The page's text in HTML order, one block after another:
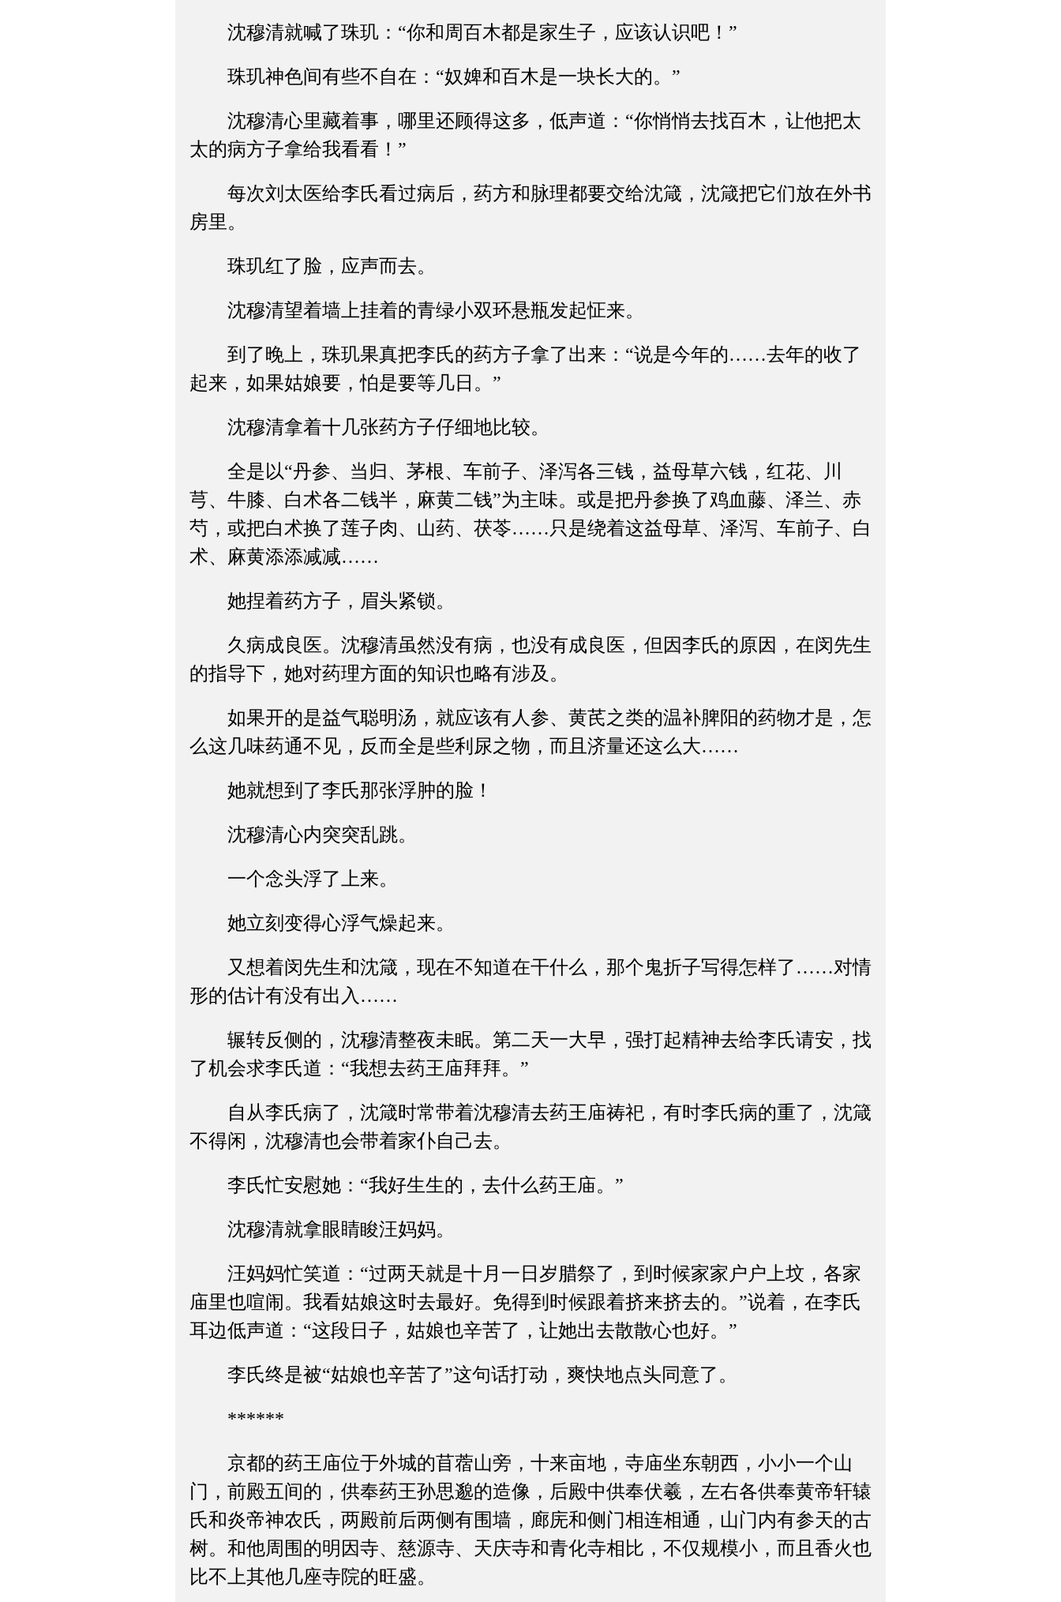
沈穆清就喊了珠玑：“你和周百木都是家生子，应该认识吧！”
珠玑神色间有些不自在：“奴婢和百木是一块长大的。”
沈穆清心里藏着事，哪里还顾得这多，低声道：“你悄悄去找百木，让他把太
太的病方子拿给我看看！”
每次刘太医给李氏看过病后，药方和脉理都要交给沈箴，沈箴把它们放在外书
房里。
珠玑红了脸，应声而去。
沈穆清望着墙上挂着的青绿小双环悬瓶发起怔来。
到了晚上，珠玑果真把李氏的药方子拿了出来：“说是今年的……去年的收了
起来，如果姑娘要，怕是要等几日。”
沈穆清拿着十几张药方子仔细地比较。
全是以“丹参、当归、茅根、车前子、泽泻各三钱，益母草六钱，红花、川
芎、牛膝、白术各二钱半，麻黄二钱”为主味。或是把丹参换了鸡血藤、泽兰、赤
芍，或把白术换了莲子肉、山药、茯苓……只是绕着这益母草、泽泻、车前子、白
术、麻黄添添减减……
她捏着药方子，眉头紧锁。
久病成良医。沈穆清虽然没有病，也没有成良医，但因李氏的原因，在闵先生
的指导下，她对药理方面的知识也略有涉及。
如果开的是益气聪明汤，就应该有人参、黄芪之类的温补脾阳的药物才是，怎
么这几味药通不见，反而全是些利尿之物，而且济量还这么大……
她就想到了李氏那张浮肿的脸！
沈穆清心内突突乱跳。
一个念头浮了上来。
她立刻变得心浮气燥起来。
又想着闵先生和沈箴，现在不知道在干什么，那个鬼折子写得怎样了……对情
形的估计有没有出入……
辗转反侧的，沈穆清整夜未眠。第二天一大早，强打起精神去给李氏请安，找
了机会求李氏道：“我想去药王庙拜拜。”
自从李氏病了，沈箴时常带着沈穆清去药王庙祷祀，有时李氏病的重了，沈箴
不得闲，沈穆清也会带着家仆自己去。
李氏忙安慰她：“我好生生的，去什么药王庙。”
沈穆清就拿眼睛睃汪妈妈。
汪妈妈忙笑道：“过两天就是十月一日岁腊祭了，到时候家家户户上坟，各家
庙里也喧闹。我看姑娘这时去最好。免得到时候跟着挤来挤去的。”说着，在李氏
耳边低声道：“这段日子，姑娘也辛苦了，让她出去散散心也好。”
李氏终是被“姑娘也辛苦了”这句话打动，爽快地点头同意了。
******
京都的药王庙位于外城的苜蓿山旁，十来亩地，寺庙坐东朝西，小小一个山
门，前殿五间的，供奉药王孙思邈的造像，后殿中供奉伏羲，左右各供奉黄帝轩辕
氏和炎帝神农氏，两殿前后两侧有围墙，廊庑和侧门相连相通，山门内有参天的古
树。和他周围的明因寺、慈源寺、天庆寺和青化寺相比，不仅规模小，而且香火也
比不上其他几座寺院的旺盛。